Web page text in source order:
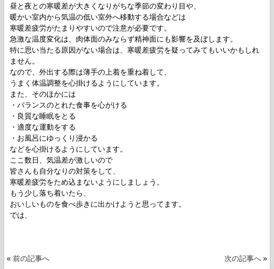
昼と夜との寒暖差が大きくなりがちな季節の変わり目や、
暖かい室内から気温の低い室外へ移動する場合などは
寒暖差疲労がたまりやすいので注意が必要です。
急激な温度変化は、肉体面のみならず精神面にも影響を及ぼします。
特に思い当たる原因がない場合は、寒暖差疲労を疑ってみてもいいかもしれ
ません。
なので、外出する際は薄手の上着を重ね着して、
うまく体温調整を心掛けるようにしています。
また、そのほかには
・バランスのとれた食事を心がける
・良質な睡眠をとる
・適度な運動をする
・お風呂にゆっくり浸かる
などを心掛けるようにしています。
ここ数日、気温差が激しいので
皆さんも自分なりの対策をして、
寒暖差疲労をため込まないようにしましょう。
もう少し落ち着いたら、
おいしいものを食べ歩きに出かけようと思ってます。
では、
«前の記事へ 次の記事へ»